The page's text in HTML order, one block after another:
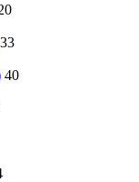
33
40